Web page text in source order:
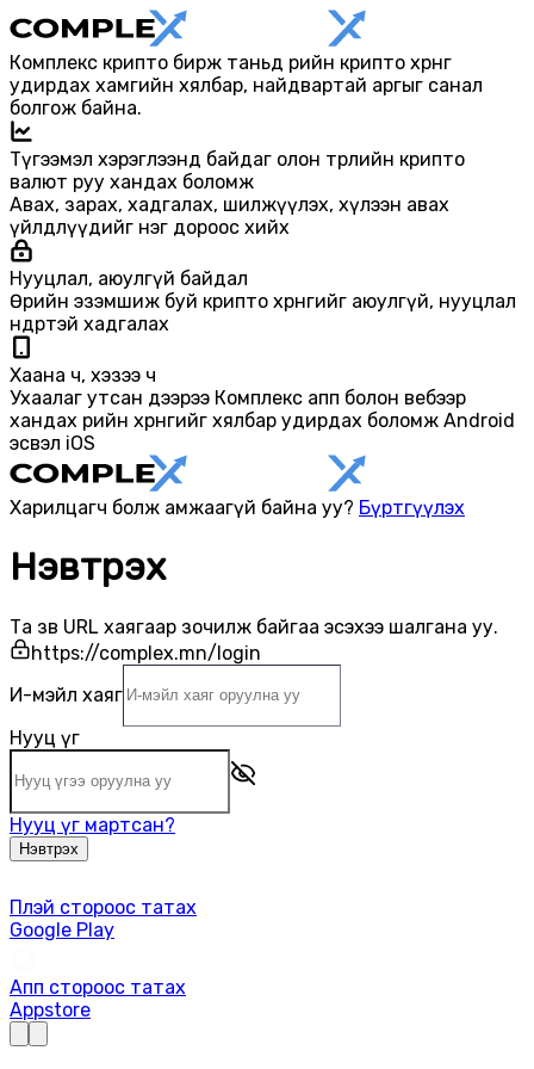
Комплекс крипто бирж таньд өөрийн крипто хөрөнгөө
удирдах хамгийн хялбар, найдвартай аргыг санал
болгож байна.
Түгээмэл хэрэглээнд байдаг олон төрлийн крипто
валют руу хандах боломж
Авах, зарах, хадгалах, шилжүүлэх, хүлээн авах
үйлдлүүдийг нэг дороос хийх
Нууцлал, аюулгүй байдал
Өөрийн эзэмшиж буй крипто хөрөнгийг аюулгүй, нууцлал
өндөртэй хадгалах
Хаана ч, хэзээ ч
Ухаалаг утсан дээрээ Комплекс апп болон вебээр
хандах өөрийн хөрөнгийг хялбар удирдах боломж Android
эсвэл iOS
Харилцагч болж амжаагүй байна уу? Бүртгүүлэх
Нэвтрэх
Та зөв URL хаягаар зочилж байгаа эсэхээ шалгана уу.
https://complex.mn/login
И-мэйл хаяг
Нууц үг
Нууц үг мартсан?
Нэвтрэх
Плэй стороос татах
Google Play
Апп стороос татах
Appstore